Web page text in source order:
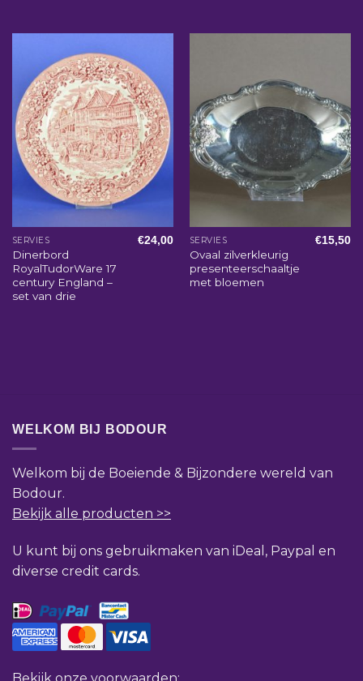
SERVIES
Dinerbord
RoyalTudorWare 17
century England –
set van drie
€24,00 SERVIES
Ovaal zilverkleurig
presenteerschaaltje
met bloemen
€15,50
WELKOM BIJ BODOUR
Welkom bij de Boeiende & Bijzondere wereld van
Bodour.
Bekijk alle producten >>
U kunt bij ons gebruikmaken van iDeal, Paypal en
diverse credit cards.
Bekijk onze voorwaarden: